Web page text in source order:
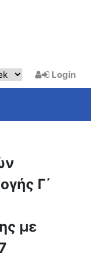
Login
Γ΄
με